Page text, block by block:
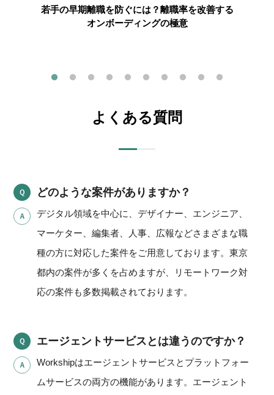
若手の早期離職を防ぐには？離職率を改善する
オンボーディングの極意
よくある質問
どのような案件がありますか？
デジタル領域を中心に、デザイナー、エンジニア、
マーケター、編集者、人事、広報などさまざまな職
種の方に対応した案件をご用意しております。東京
都内の案件が多くを占めますが、リモートワーク対
応の案件も多数掲載されております。
エージェントサービスとは違うのですか？
Workshipはエージェントサービスとプラットフォー
ムサービスの両方の機能があります。エージェント